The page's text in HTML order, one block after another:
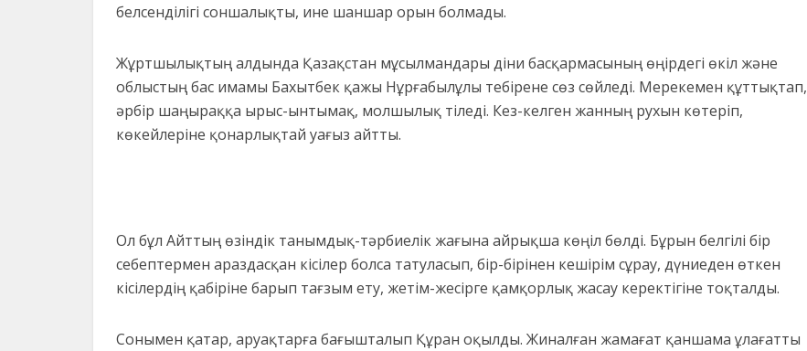
белсенділігі соншалықты, ине шаншар орын болмады.
Жұртшылықтың алдында Қазақстан мұсылмандары діни басқармасының өңірдегі өкіл және
облыстың бас имамы Бахытбек қажы Нұрғабылұлы тебірене сөз сөйледі. Мерекемен құттықтап,
әрбір шаңыраққа ырыс-ынтымақ, молшылық тіледі. Кез-келген жанның рухын көтеріп,
көкейлеріне қонарлықтай уағыз айтты.
Ол бұл Айттың өзіндік танымдық-тәрбиелік жағына айрықша көңіл бөлді. Бұрын белгілі бір
себептермен араздасқан кісілер болса татуласып, бір-бірінен кешірім сұрау, дүниеден өткен
кісілердің қабіріне барып тағзым ету, жетім-жесірге қамқорлық жасау керектігіне тоқталды.
Сонымен қатар, аруақтарға бағышталып Құран оқылды. Жиналған жамағат қаншама ұлағатты